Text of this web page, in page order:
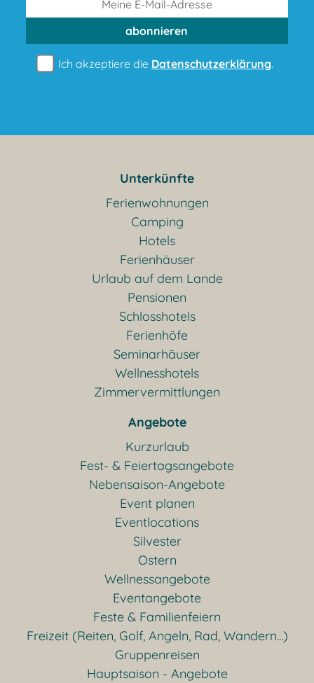
abonnieren
Ich akzeptiere die Datenschutzerklärung.
Unterkünfte
Ferienwohnungen
Camping
Hotels
Ferienhäuser
Urlaub auf dem Lande
Pensionen
Schlosshotels
Ferienhöfe
Seminarhäuser
Wellnesshotels
Zimmervermittlungen
Angebote
Kurzurlaub
Fest- & Feiertagsangebote
Nebensaison-Angebote
Event planen
Eventlocations
Silvester
Ostern
Wellnessangebote
Eventangebote
Feste & Familienfeiern
Freizeit (Reiten, Golf, Angeln, Rad, Wandern...)
Gruppenreisen
Hauptsaison - Angebote